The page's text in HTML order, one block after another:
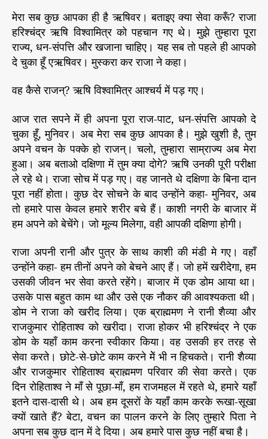
मेरा सब कुछ आपका ही है ऋषिवर। बताइए क्या सेवा करूँ? राजा
हरिश्चंद्र ऋषि विश्वामित्र को पहचान गए थे। मुझे तुम्हारा पूरा
राज्य, धन-संपत्ति और खजाना चाहिए। यह सब तो पहले ही आपको
दे चुका हूँ एऋषिवर। मुस्करा कर राजा ने कहा।
वह कैसे राजन्? ऋषि विश्वामित्र आश्चर्य में पड़ गए।
आज रात सपने में ही अपना पूरा राज-पाट, धन-संपत्ति आपको दे
चुका हूँ, मुनिवर। अब मेरा सब कुछ आपका है। मुझे खुशी है, तुम
अपने वचन के पक्के हो राजन्। चलो, तुम्हारा साम्राज्य अब मेरा
हुआ। अब बताओ दक्षिणा में तुम क्या दोगे? ऋषि उनकी पूरी परीक्षा
ले रहे थे। राजा सोच में पड़ गए। वह जानते थे दक्षिणा के बिना दान
पूरा नहीं होता। कुछ देर सोचने के बाद उन्होंने कहा- मुनिवर, अब
तो हमारे पास केवल हमारे शरीर बचे हैं। काशी नगरी के बाजार में
हम अपने को बेचेंगे। जो मूल्य मिलेगा, वही आपकी दक्षिणा होगी।
राजा अपनी रानी और पुत्र के साथ काशी की मंडी मे गए। वहाँ
उन्होंने कहा- हम तीनों अपने को बेचने आए हैं। जो हमें खरीदेगा, हम
उसकी जीवन भर सेवा करते रहेंगे। बाजार में एक डोम आया था।
उसके पास बहुत काम था और उसे एक नौकर की आवश्यकता थी।
डोम ने राजा को खरीद लिया। एक ब्राह्ममण ने रानी शैव्या और
राजकुमार रोहिताश्व को खरीदा। राजा होकर भी हरिश्चंद्र ने एक
डोम के यहाँ काम करना स्वीकार किया। वह उसकी हर तरह से
सेवा करते। छोटे-से-छोटे काम करने मेें भी न हिचकते। रानी शैव्या
और राजकुमार रोहिताश्व ब्राह्ममण परिवार की सेवा करते। एक
दिन रोहिताश्व ने माँ से पूछा-माँ, हम राजमहल में रहते थे, हमारे यहाँ
इतने दास-दासी थे। अब हम दूसरों के यहाँ काम करके रूखा-सूखा
क्यों खाते हैं? बेटा, वचन का पालन करने के लिए तुम्हारे पिता ने
अपना सब कुछ दान में दे दिया। अब हमारे पास कुछ नहीं बचा है।